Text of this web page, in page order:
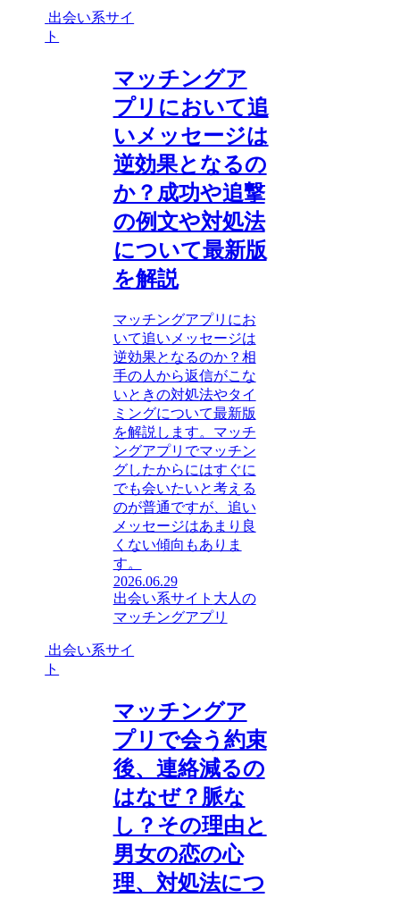
出会い系サイ
ト
マッチングア
プリにおいて追
いメッセージは
逆効果となるの
か？成功や追撃
の例文や対処法
について最新版
を解説
マッチングアプリにお
いて追いメッセージは
逆効果となるのか？相
手の人から返信がこな
いときの対処法やタイ
ミングについて最新版
を解説します。マッチ
ングアプリでマッチン
グしたからにはすぐに
でも会いたいと考える
のが普通ですが、追い
メッセージはあまり良
くない傾向もありま
す。
2026.06.29
出会い系サイト 大人の
マッチングアプリ
出会い系サイ
ト
マッチングア
プリで会う約束
後、連絡減るの
はなぜ？脈な
し？その理由と
男女の恋の心
理、対処法につ